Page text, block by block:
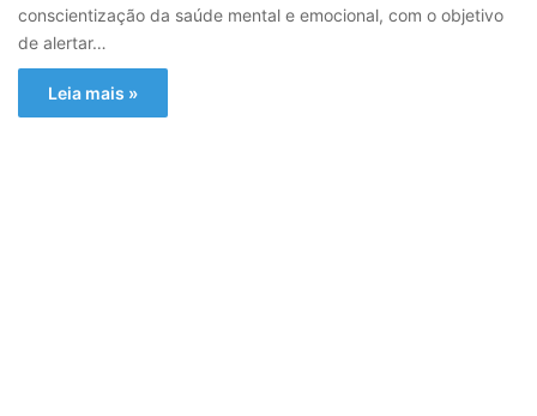
conscientização da saúde mental e emocional, com o objetivo
de alertar…
Leia mais »